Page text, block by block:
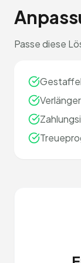
Passe diese